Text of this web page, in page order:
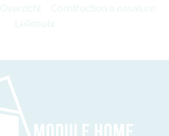
Overzicht
Construction à ossature
LeRœulx